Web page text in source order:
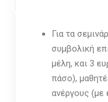
Για τα
συμβολική
μέλη, και 3
πάσο),
ανέργους (με